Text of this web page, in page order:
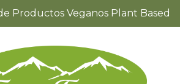
Productos Veganos Plant Based